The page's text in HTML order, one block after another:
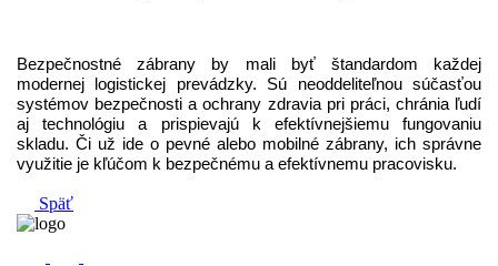
Bezpečnostné zábrany by mali byť štandardom každej
modernej logistickej prevádzky. Sú neoddeliteľnou súčasťou
systémov bezpečnosti a ochrany zdravia pri práci, chránia ľudí
aj technológiu a prispievajú k efektívnejšiemu fungovaniu
skladu. Či už ide o pevné alebo mobilné zábrany, ich správne
využitie je kľúčom k bezpečnému a efektívnemu pracovisku.
Späť